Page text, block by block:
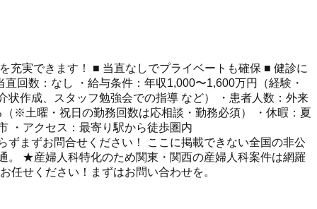
できます！ ■ 当直なしでプライベートも確保 ■ 健診に
回数：なし ・給与条件：年収1,000〜1,600万円（経験・
作成、スタッフ勉強会での指導 など） ・患者人数：外来
※土曜・祝日の勤務回数は応相談・勤務必須） ・休暇：夏
・アクセス：最寄り駅から徒歩圏内
問合せください！ ここに掲載できない全国の非公
。 ★産婦人科特化のため関東・関西の産婦人科案件は網羅
せください！まずはお問い合わせを。